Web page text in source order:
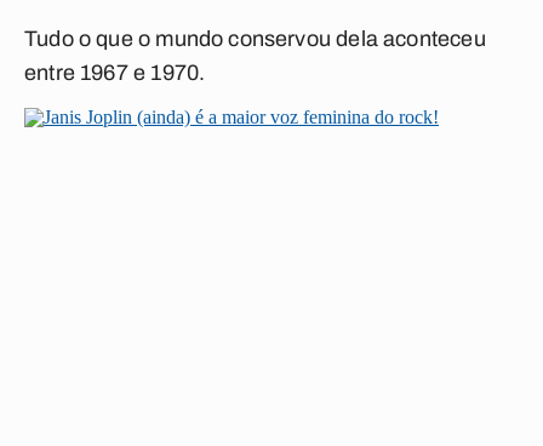
Tudo o que o mundo conservou dela aconteceu
entre 1967 e 1970.